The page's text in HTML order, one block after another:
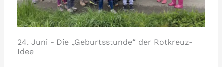
24. Juni - Die „Geburtsstunde“ der Rotkreuz-
Idee